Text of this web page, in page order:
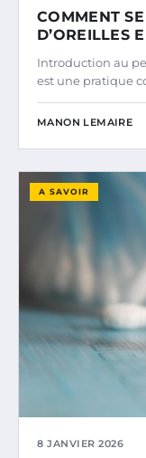
COMMENT
D’OREILLES
Introduction au
est une pratique
MANON LEMAIRE
A SAVOIR
8 JANVIER 2026